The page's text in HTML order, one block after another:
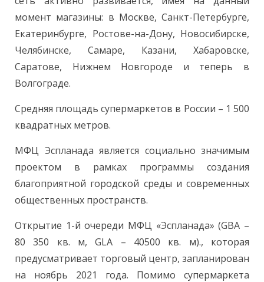
момент магазины: в Москве, Санкт-Петербурге,
Екатеринбурге, Ростове-на-Дону, Новосибирске,
Челябинске, Самаре, Казани, Хабаровске,
Саратове, Нижнем Новгороде и теперь в
Волгограде.
Средняя площадь супермаркетов в России – 1 500
квадратных метров.
МФЦ Эспланада является социально значимым
проектом в рамках программы создания
благоприятной городской среды и современных
общественных пространств.
Открытие 1-й очереди МФЦ «Эспланада» (GBA –
80 350 кв. м, GLA – 40500 кв. м)., которая
предусматривает торговый центр, запланирован
на ноябрь 2021 года. Помимо супермаркета